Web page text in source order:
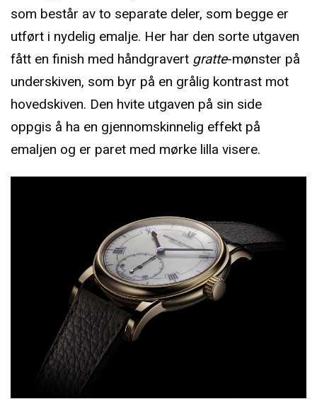
som består av to separate deler, som begge er
utført i nydelig emalje. Her har den sorte utgaven
fått en finish med håndgravert gratte-mønster på
underskiven, som byr på en grålig kontrast mot
hovedskiven. Den hvite utgaven på sin side
oppgis å ha en gjennomskinnelig effekt på
emaljen og er paret med mørke lilla visere.